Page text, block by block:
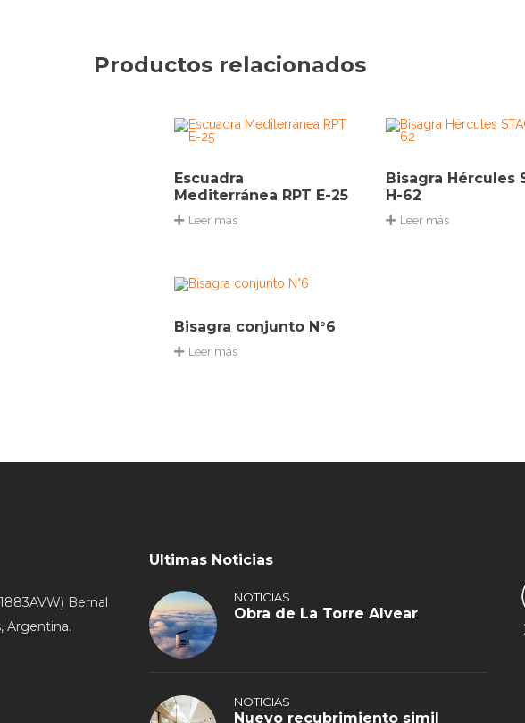
Productos relacionados
Escuadra
Mediterránea RPT E-25
Leer más
Bisagra Hércules
H-62
Leer más
Bisagra conjunto N°6
Leer más
Bernal
Argentina.
Ultimas Noticias
NOTICIAS
Obra de La Torre Alvear
NOTICIAS
Nuevo recubrimiento simil